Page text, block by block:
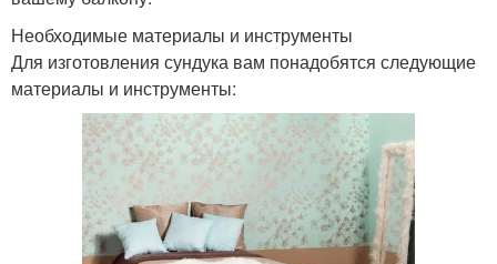
Необходимые материалы и инструменты
Для изготовления сундука вам понадобятся следующие
материалы и инструменты: